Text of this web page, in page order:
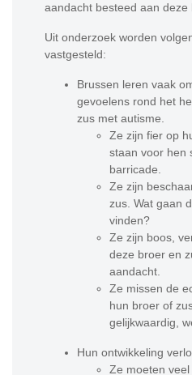
aandacht besteed aan deze
Uit onderzoek worden
vastgesteld:
Brussen leren vaak
gevoelens rond het
zus met autisme.
Ze zijn fier op
staan voor hen
barricade.
Ze zijn
zus. Wat gaan
vinden?
Ze zijn boos,
deze broer en
aandacht.
Ze missen de
hun broer of
gelijkwaardig,
Hun ontwikkeling
Ze moeten veel